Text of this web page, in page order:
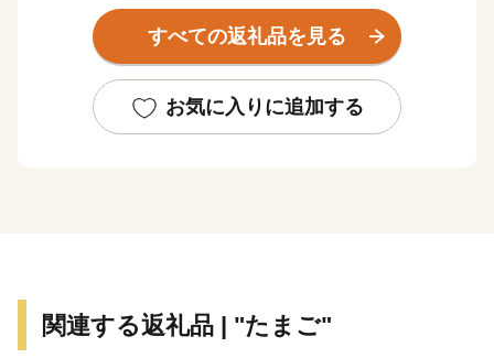
【ご注意】
【重要】ご依頼をいただき出荷準備が開始された後のお
「発送完了メール」に記載されたお荷物番号をもとに、
直接配送業者にお問い合わせください。
・返礼品の写真はイメージです。
すべての返礼品を見る
お気に入りに追加する
関連する返礼品 | "たまご"